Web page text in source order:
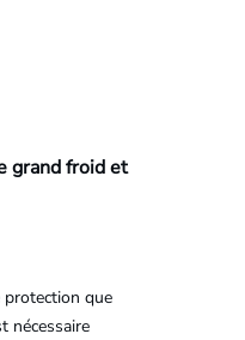
grand froid et
protection que
nécessaire